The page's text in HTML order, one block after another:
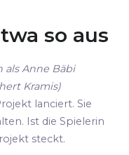
so aus
als Anne Bäbi
Kramis)
lanciert. Sie
Ist die Spielerin
steckt.